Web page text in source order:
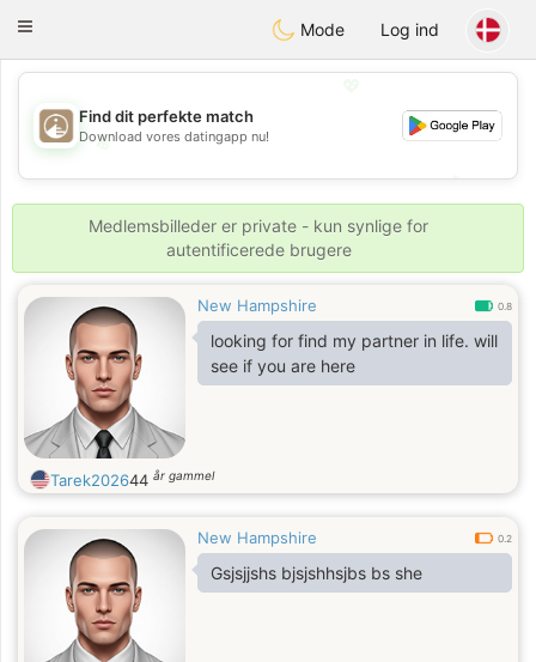
ahebik
Toggle
Mode Log ind
💖
💕
💕
Find dit perfekte match
Download vores datingapp nu!
Medlemsbilleder er private - kun synlige for
autentificerede brugere
New Hampshire 0.8
looking for find my partner in life. will
see if you are here
Tarek202644 år gammel
New Hampshire 0.2
Gsjsjjshs bjsjshhsjbs bs she